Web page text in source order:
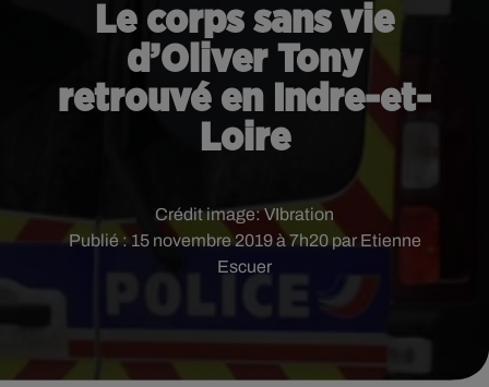
Le corps sans vie
d’Oliver Tony
retrouvé en Indre-et-
Loire
Publié : 15 novembre 2019 à 7h20 par Etienne
Escuer
Crédit image: VIbration